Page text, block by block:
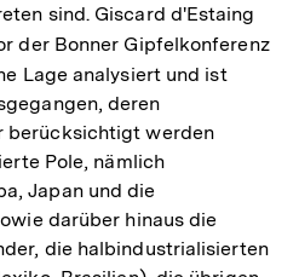
sind. Giscard d'Estaing
der Bonner Gipfelkonferenz
Lage analysiert und ist
deren
berücksichtigt werden
Pole, nämlich
Japan und die
darüber hinaus die
die halbindustrialisierten